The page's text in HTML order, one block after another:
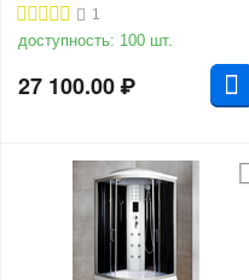
1
доступность: 100 шт.
27 100.00₽